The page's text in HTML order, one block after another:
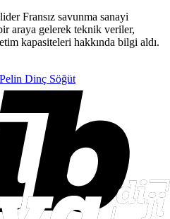
Fransız savunma sanayi
araya gelerek teknik veriler,
kapasiteleri hakkında bilgi aldı.
Dinç Söğüt